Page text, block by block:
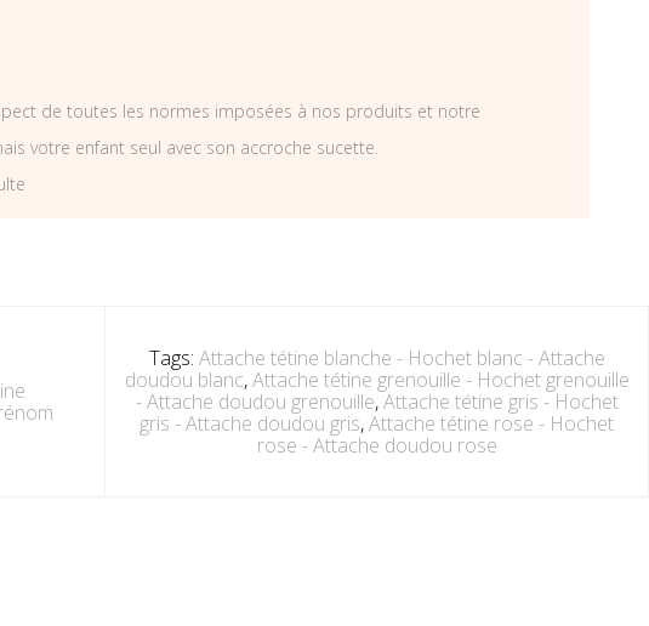
de toutes les normes imposées à nos produits et notre
votre enfant seul avec son accroche sucette.
Tags: Attache tétine blanche - Hochet blanc - Attache
doudou blanc,Attache tétine grenouille - Hochet grenouille
- Attache doudou grenouille,Attache tétine gris - Hochet
gris - Attache doudou gris,Attache tétine rose - Hochet
rose - Attache doudou rose